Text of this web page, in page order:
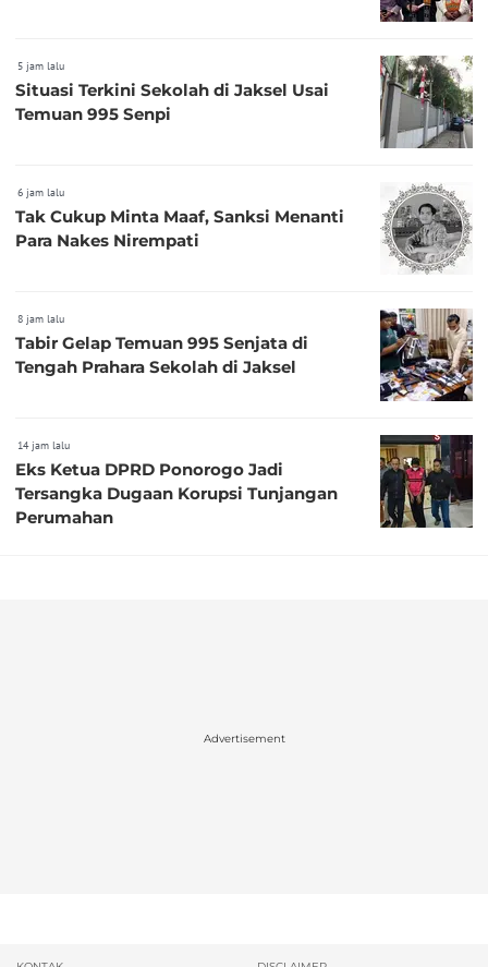
5 jam lalu
Situasi Terkini Sekolah di Jaksel Usai
Temuan 995 Senpi
6 jam lalu
Tak Cukup Minta Maaf, Sanksi Menanti
Para Nakes Nirempati
8 jam lalu
Tabir Gelap Temuan 995 Senjata di
Tengah Prahara Sekolah di Jaksel
14 jam lalu
Eks Ketua DPRD Ponorogo Jadi
Tersangka Dugaan Korupsi Tunjangan
Perumahan
Advertisement